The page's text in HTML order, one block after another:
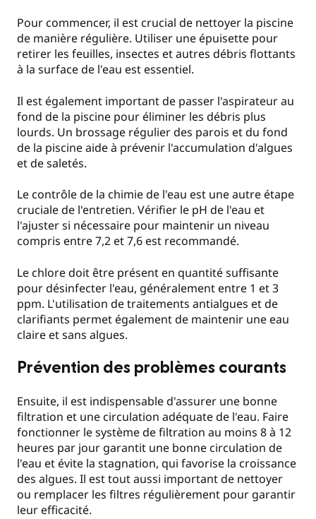
Pour commencer, il est crucial de nettoyer la piscine
de manière régulière. Utiliser une épuisette pour
retirer les feuilles, insectes et autres débris flottants
à la surface de l'eau est essentiel.
Il est également important de passer l'aspirateur au
fond de la piscine pour éliminer les débris plus
lourds. Un brossage régulier des parois et du fond
de la piscine aide à prévenir l'accumulation d'algues
et de saletés.
Le contrôle de la chimie de l'eau est une autre étape
cruciale de l'entretien. Vérifier le pH de l'eau et
l'ajuster si nécessaire pour maintenir un niveau
compris entre 7,2 et 7,6 est recommandé.
Le chlore doit être présent en quantité suffisante
pour désinfecter l'eau, généralement entre 1 et 3
ppm. L'utilisation de traitements antialgues et de
clarifiants permet également de maintenir une eau
claire et sans algues.
Prévention des problèmes courants
Ensuite, il est indispensable d'assurer une bonne
filtration et une circulation adéquate de l'eau. Faire
fonctionner le système de filtration au moins 8 à 12
heures par jour garantit une bonne circulation de
l'eau et évite la stagnation, qui favorise la croissance
des algues. Il est tout aussi important de nettoyer
ou remplacer les filtres régulièrement pour garantir
leur efficacité.